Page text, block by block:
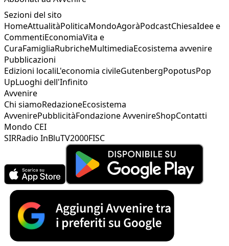
Sezioni del sito
HomeAttualitàPoliticaMondoAgoràPodcastChiesaIdee e
CommentiEconomiaVita e
CuraFamigliaRubricheMultimediaEcosistema avvenire
Pubblicazioni
Edizioni localiL'economia civileGutenbergPopotusPop
UpLuoghi dell'Infinito
Avvenire
Chi siamoRedazioneEcosistema
AvvenirePubblicitàFondazione AvvenireShopContatti
Mondo CEI
SIRRadio InBluTV2000FISC